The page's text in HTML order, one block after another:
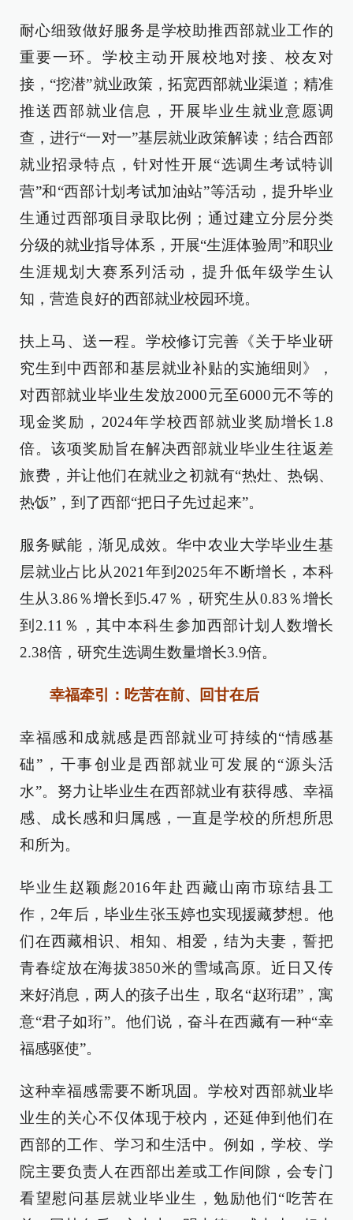
耐心细致做好服务是学校助推西部就业工作的
重要一环。学校主动开展校地对接、校友对
接，“挖潜”就业政策，拓宽西部就业渠道；精准
推送西部就业信息，开展毕业生就业意愿调
查，进行“一对一”基层就业政策解读；结合西部
就业招录特点，针对性开展“选调生考试特训
营”和“西部计划考试加油站”等活动，提升毕业
生通过西部项目录取比例；通过建立分层分类
分级的就业指导体系，开展“生涯体验周”和职业
生涯规划大赛系列活动，提升低年级学生认
知，营造良好的西部就业校园环境。
扶上马、送一程。学校修订完善《关于毕业研
究生到中西部和基层就业补贴的实施细则》，
对西部就业毕业生发放2000元至6000元不等的
现金奖励，2024年学校西部就业奖励增长1.8
倍。该项奖励旨在解决西部就业毕业生往返差
旅费，并让他们在就业之初就有“热灶、热锅、
热饭”，到了西部“把日子先过起来”。
服务赋能，渐见成效。华中农业大学毕业生基
层就业占比从2021年到2025年不断增长，本科
生从3.86％增长到5.47％，研究生从0.83％增长
到2.11％，其中本科生参加西部计划人数增长
2.38倍，研究生选调生数量增长3.9倍。
幸福牵引：吃苦在前、回甘在后
幸福感和成就感是西部就业可持续的“情感基
础”，干事创业是西部就业可发展的“源头活
水”。努力让毕业生在西部就业有获得感、幸福
感、成长感和归属感，一直是学校的所想所思
和所为。
毕业生赵颖彪2016年赴西藏山南市琼结县工
作，2年后，毕业生张玉婷也实现援藏梦想。他
们在西藏相识、相知、相爱，结为夫妻，誓把
青春绽放在海拔3850米的雪域高原。近日又传
来好消息，两人的孩子出生，取名“赵珩珺”，寓
意“君子如珩”。他们说，奋斗在西藏有一种“幸
福感驱使”。
这种幸福感需要不断巩固。学校对西部就业毕
业生的关心不仅体现于校内，还延伸到他们在
西部的工作、学习和生活中。例如，学校、学
院主要负责人在西部出差或工作间隙，会专门
看望慰问基层就业毕业生，勉励他们“吃苦在